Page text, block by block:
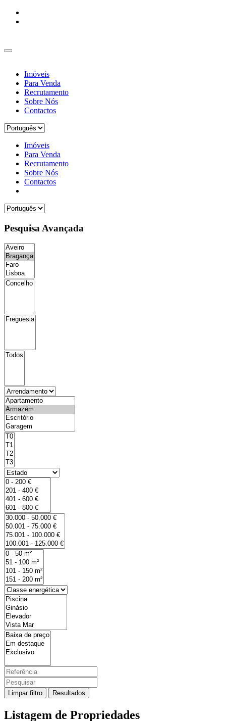
Imóveis
Para Venda
Recrutamento
Sobre Nós
Contactos
Imóveis
Para Venda
Recrutamento
Sobre Nós
Contactos
Pesquisa Avançada
Limpar filtro Resultados
Listagem de Propriedades